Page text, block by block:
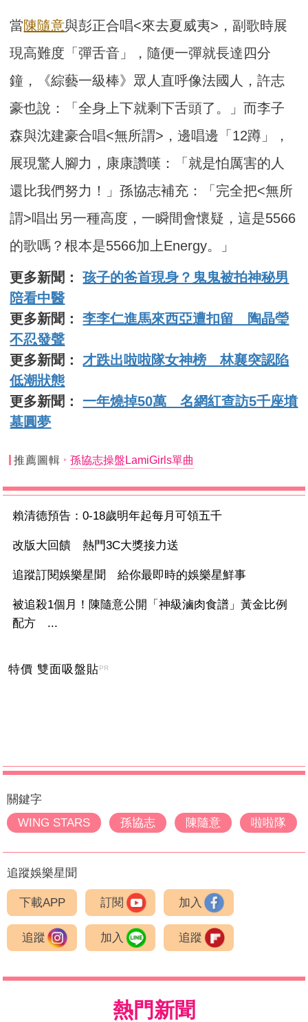
當陳隨意與彭正合唱<來去夏威夷>，副歌時展
現高難度「彈舌音」，隨便一彈就長達四分
鐘，《綜藝一級棒》眾人直呼像法國人，許志
豪也說：「全身上下就剩下舌頭了。」而李子
森與沈建豪合唱<無所謂>，邊唱邊「12蹲」，
展現驚人腳力，康康讚嘆：「就是怕厲害的人
還比我們努力！」孫協志補充：「完全把<無所
謂>唱出另一種高度，一瞬間會懷疑，這是5566
的歌嗎？根本是5566加上Energy。」
更多新聞：孩子的爸首現身？鬼鬼被拍神秘男
陪看中醫
更多新聞：李李仁進馬來西亞遭扣留 陶晶瑩
不忍發聲
更多新聞： 才跌出啦啦隊女神榜 林襄突認陷
低潮狀態
更多新聞： 一年燒掉50萬 名網紅查訪5千座墳
墓圓夢
推薦圖輯 孫協志操盤LamiGirls單曲
賴清德預告：0-18歲明年起每月可領五千
改版大回饋 熱門3C大獎接力送
追蹤訂閱娛樂星聞 給你最即時的娛樂星鮮事
被追殺1個月！陳隨意公開「神級滷肉食譜」黃金比例
配方 ...
特價 雙面吸盤貼 PR
關鍵字
WING STARS
孫協志 陳隨意 啦啦隊
追蹤娛樂星聞
下載APP 訂閱 加入
追蹤 加入 追蹤
熱門新聞